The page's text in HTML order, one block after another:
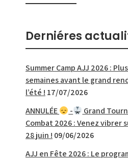
Derniéres
Summer Camp AJJ 2026 :
semaines avant le grand
l’été ! 17/07/2026
ANNULÉE
-
Grand
Combat 2026 : Venez vibrer
28 juin ! 09/06/2026
AJJ en Fête 2026 : Le